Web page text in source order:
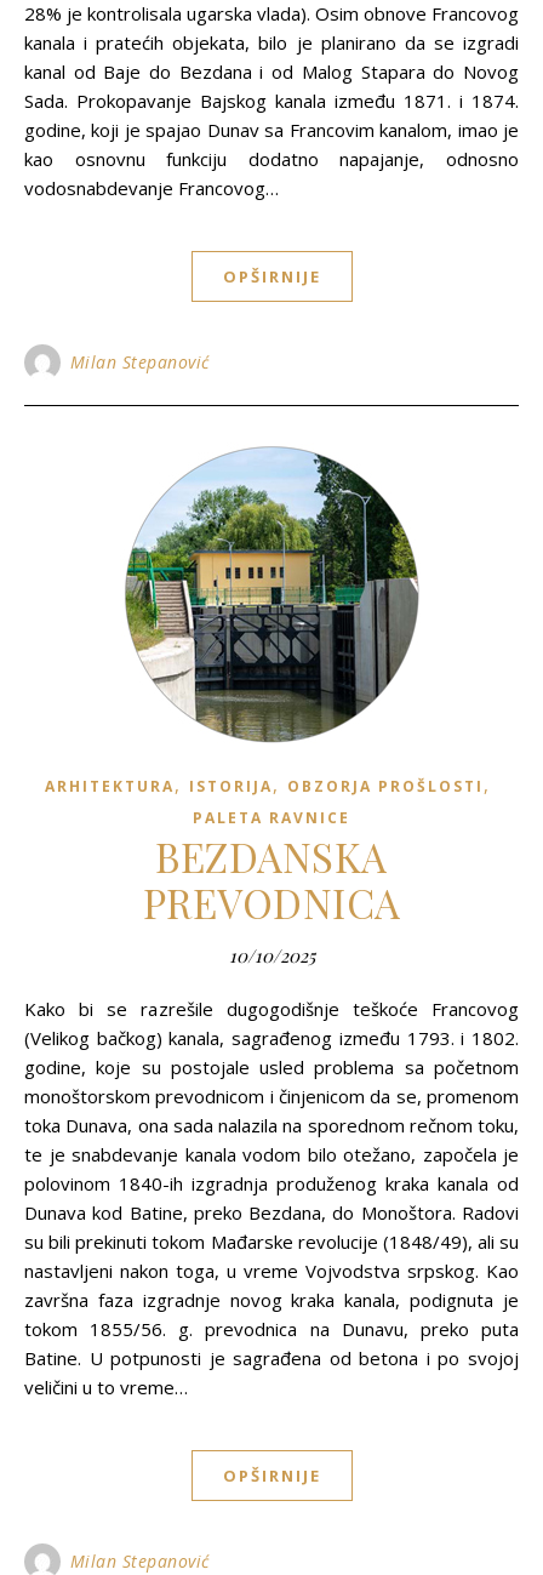
28% je kontrolisala ugarska vlada). Osim obnove Francovog
kanala i pratećih objekata, bilo je planirano da se izgradi
kanal od Baje do Bezdana i od Malog Stapara do Novog
Sada. Prokopavanje Bajskog kanala između 1871. i 1874.
godine, koji je spajao Dunav sa Francovim kanalom, imao je
kao osnovnu funkciju dodatno napajanje, odnosno
vodosnabdevanje Francovog…
OPŠIRNIJE
Milan Stepanović
ARHITEKTURA, ISTORIJA, OBZORJA PROŠLOSTI ,
PALETA RAVNICE
BEZDANSKA
PREVODNICA
10/10/2025
Kako bi se razrešile dugogodišnje teškoće Francovog
(Velikog bačkog) kanala, sagrađenog između 1793. i 1802.
godine, koje su postojale usled problema sa početnom
monoštorskom prevodnicom i činjenicom da se, promenom
toka Dunava, ona sada nalazila na sporednom rečnom toku,
te je snabdevanje kanala vodom bilo otežano, započela je
polovinom 1840-ih izgradnja produženog kraka kanala od
Dunava kod Batine, preko Bezdana, do Monoštora. Radovi
su bili prekinuti tokom Mađarske revolucije (1848/49), ali su
nastavljeni nakon toga, u vreme Vojvodstva srpskog. Kao
završna faza izgradnje novog kraka kanala, podignuta je
tokom 1855/56. g. prevodnica na Dunavu, preko puta
Batine. U potpunosti je sagrađena od betona i po svojoj
veličini u to vreme…
OPŠIRNIJE
Milan Stepanović